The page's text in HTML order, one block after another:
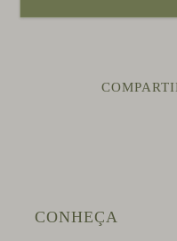
CONHEÇA